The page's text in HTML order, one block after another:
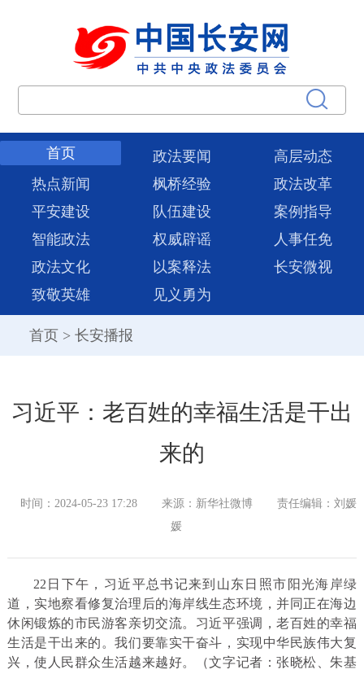
首页 政法要闻
高层动态
热点新闻
枫桥经验
政法改革
平安建设
队伍建设
案例指导
智能政法
权威辟谣
人事任免
政法文化
以案释法
长安微视
致敬英雄
见义勇为
首页 > 长安播报
习近平：老百姓的幸福生活是干出
来的
时间：2024-05-23 17:28 来源：新华社微博
责任编辑：刘媛
媛
22日下午，习近平总书记来到山东日照市阳光海岸绿
道，实地察看修复治理后的海岸线生态环境，并同正在海边
休闲锻炼的市民游客亲切交流。习近平强调，老百姓的幸福
生活是干出来的。我们要靠实干奋斗，实现中华民族伟大复
兴，使人民群众生活越来越好。（文字记者：张晓松、朱基